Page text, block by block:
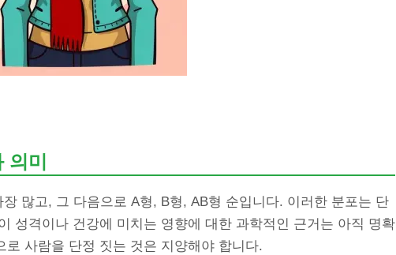
미
많고, 그 다음으로 A형, B형, AB형 순입니다. 이러한 분포는 단
성격이나 건강에 미치는 영향에 대한 과학적인 근거는 아직 명확
사람을 단정 짓는 것은 지양해야 합니다.